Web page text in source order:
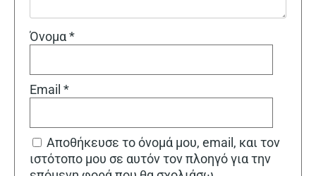
Όνομα*
Email *
Αποθήκευσε το όνομά μου, email, και τον
ιστότοπο μου σε αυτόν τον πλοηγό για την